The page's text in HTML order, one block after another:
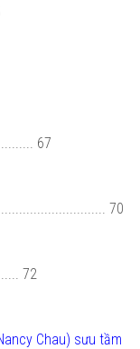
67
70
72
Chau) sưu tầm